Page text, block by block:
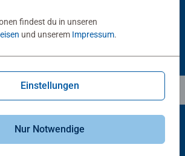
findest du in unseren
und unserem Impressum.
Einstellungen
Nur Notwendige